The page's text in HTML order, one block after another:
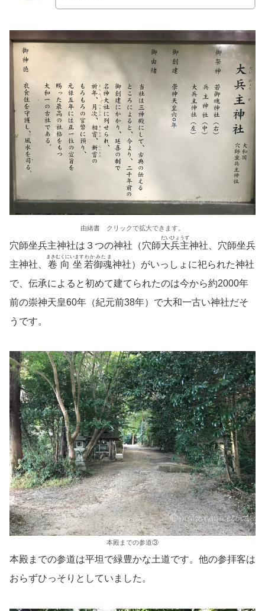
由緒書 クリックで拡大できます。
穴師坐兵主神社は３つの神社（穴師大兵主
だいひょうず
神社、穴師坐兵
主神社、 卷向坐
まきむくにいます
若御魂
わかみたま
神社）がいっしょに祀られた神社
で、伝承によると初めて建てられたのは今から約2000年
前の崇神天皇60年（紀元前38年）で大和一古い神社だそ
うです。
本殿までの参道③
本殿までの参道は平坦で緑豊かな土道です。他の参拝客は
おらずひっそりとしていました。